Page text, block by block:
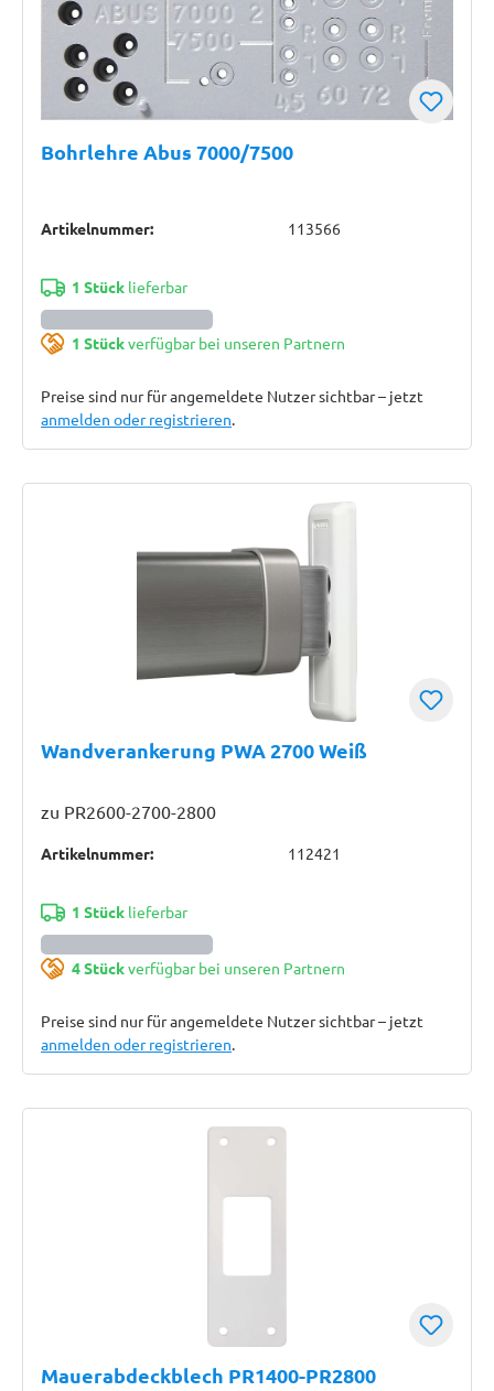
Bohrlehre Abus 7000/7500
Artikelnummer: 113566
1 Stücklieferbar
1 Stückverfügbar bei unseren Partnern
Preise sind nur für angemeldete Nutzer sichtbar – jetzt
anmelden oder registrieren.
Wandverankerung PWA 2700 Weiß
zu PR2600-2700-2800
Artikelnummer: 112421
1 Stücklieferbar
4 Stückverfügbar bei unseren Partnern
Preise sind nur für angemeldete Nutzer sichtbar – jetzt
anmelden oder registrieren.
Mauerabdeckblech PR1400-PR2800